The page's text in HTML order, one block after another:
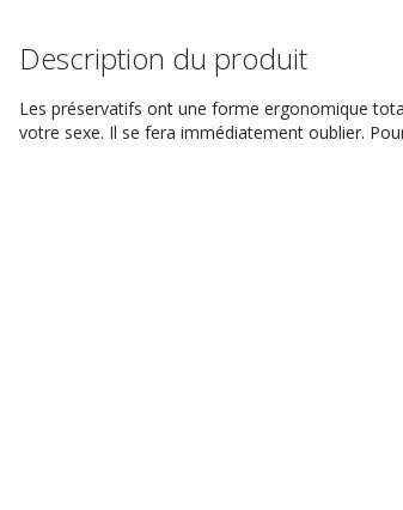
Description du produit
Les préservatifs ont une forme ergonomique
votre sexe. Il se fera immédiatement oublier.